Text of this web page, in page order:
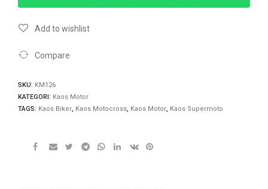
Add to wishlist
Compare
SKU: KM126
KATEGORI: Kaos Motor
TAGS: Kaos Biker Kaos Motocross Kaos Motor Kaos Supermoto